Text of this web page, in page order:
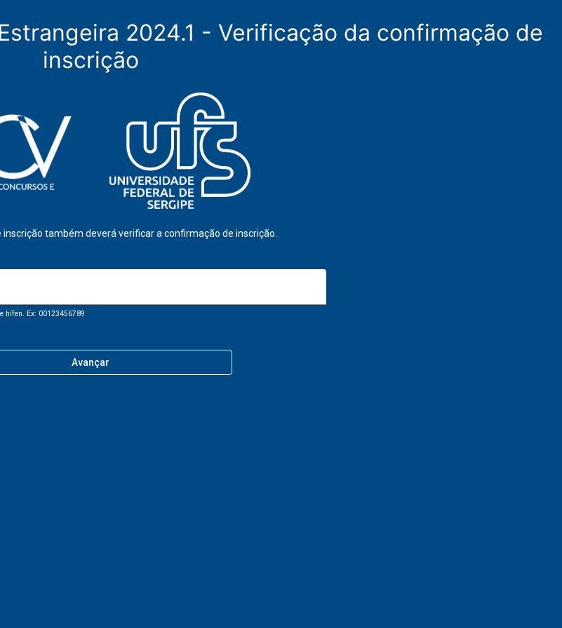
2024.1 - Verificação da confirmação de
inscrição
também deverá verificar a confirmação de inscrição.
hífen. Ex: 00123456789
Avançar